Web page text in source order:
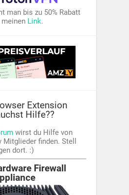
man bis zu 50% Rabatt
meinen Link.
Hilfe??
wirst du Hilfe von
finden. Stell
dort. :)
Firewall